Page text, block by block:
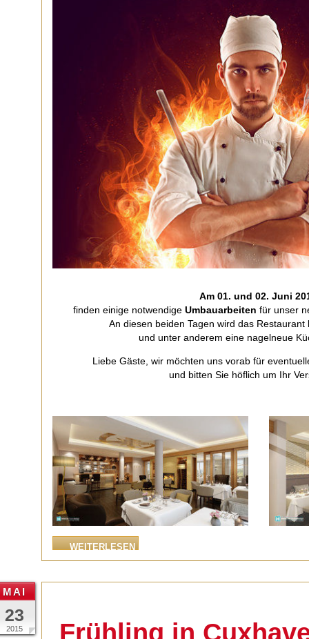
Am 01. und 02. Juni
finden einige notwendige Umbauarbeiten für unser
An diesen beiden Tagen wird das
und unter anderem eine nagelneue
Liebe Gäste, wir möchten uns vorab für
und bitten Sie höflich um Ihr
WEITERLESEN
2015
23
MAI
Frühling in